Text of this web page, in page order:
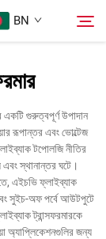
BN
অনুসন্ধান
একটি গুরুত্বপূর্ণ উপাদান
রূপান্তর এবং ভোল্টেজ
টপোলজি নীতির
স্থানান্তর ঘটে।
এইচভি ফ্লাইব্যাক
সুইচ-অফ পর্বে আউটপুটে
ট্রান্সফরমারকে
অ্যাপ্লিকেশনগুলির জন্য